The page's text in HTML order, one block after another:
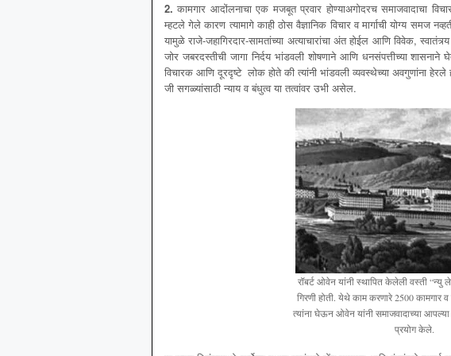
2. कामगार आदोंलनाचा एक मजबूत प्रवार होण्याअगोदरच समाजवादाचा
म्हटले गेले कारण त्यामागे काही ठोस वैज्ञानिक विचार व मार्गाची योग्य समज
यामुळे राजे-जहागिरदार-सामतांच्या अत्याचारांचा अंत होईल आणि विवेक,
जोर जबरदस्तीची जागा निर्दय भांडवली शोषणाने आणि धनसंपत्तीच्या
विचारक आणि दूरदृष्टे लोक होते की त्यांनी भांडवली व्यवस्थेच्या अवगुणांना
जी सगळ्यांसाठी न्याय व बंधुत्व या तत्वांवर उभी असेल.
रॉबर्ट ओवेन यांनी स्थापित केलेली वस्ती “न्यु
गिरणी होती. येथे काम करणारे 2500 कामगार
त्यांना घेऊन ओवेन यांनी समाजवादाच्या आपल्या
प्रयोग केले.